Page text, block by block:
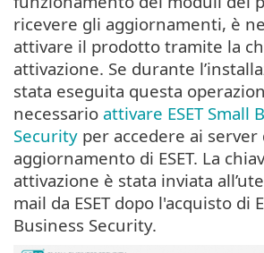
ricevere gli aggiornamenti, è
attivare il prodotto tramite la
attivazione. Se durante
stata eseguita questa
necessario attivare ESET Small
Security per accedere ai server
aggiornamento di ESET. La
attivazione è stata inviata
mail da ESET dopo l'acquisto di
Business Security.